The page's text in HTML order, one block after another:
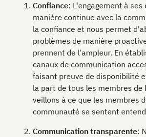
Confiance: L'engagement à ses
manière continue avec la
la confiance et nous permet
problèmes de manière
prennent de l’ampleur. En
canaux de communication
faisant preuve de disponibilité
la part de tous les membres de
veillons à ce que les membres
communauté se sentent
Communication transparente: